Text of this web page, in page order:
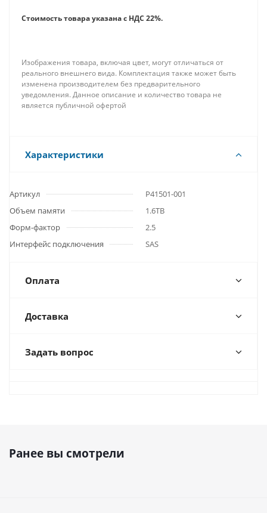
Стоимость товара указана с НДС 22%.
Изображения товара, включая цвет, могут отличаться от
реального внешнего вида. Комплектация также может быть
изменена производителем без предварительного
уведомления. Данное описание и количество товара не
является публичной офертой
Характеристики
Артикул
P41501-001
Объем памяти
1.6TB
Форм-фактор
2.5
Интерфейс подключения
SAS
Оплата
Доставка
Задать вопрос
Ранее вы смотрели